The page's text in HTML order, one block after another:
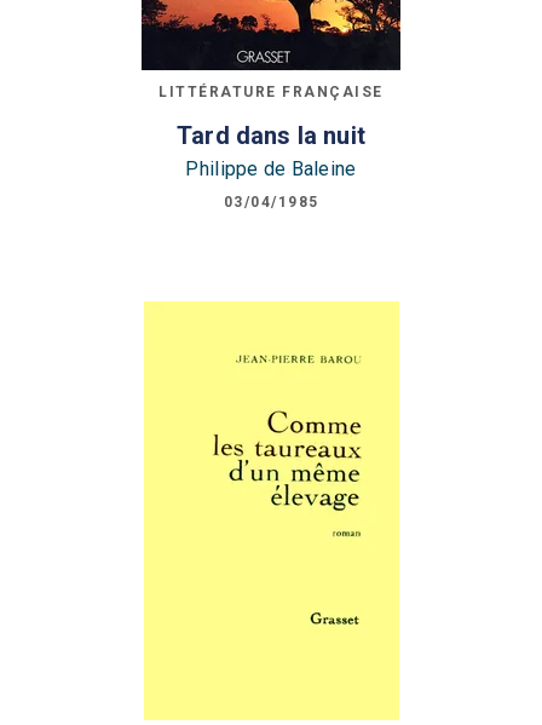
LITTÉRATURE FRANÇAISE
Tard dans la nuit
Philippe de Baleine
03/04/1985